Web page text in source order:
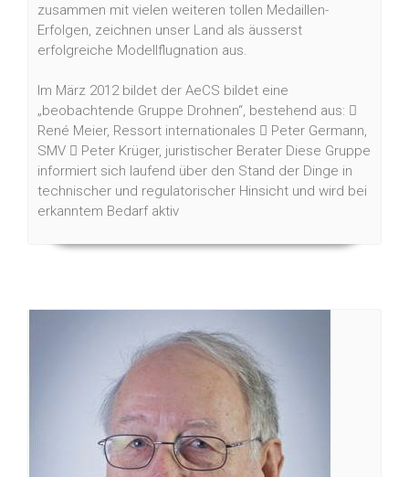
zusammen mit vielen weiteren tollen Medaillen-
Erfolgen, zeichnen unser Land als äusserst
erfolgreiche Modellflugnation aus.
Im März 2012 bildet der AeCS bildet eine
„beobachtende Gruppe Drohnen“, bestehend aus: 
René Meier, Ressort internationales  Peter Germann,
SMV  Peter Krüger, juristischer Berater Diese Gruppe
informiert sich laufend über den Stand der Dinge in
technischer und regulatorischer Hinsicht und wird bei
erkanntem Bedarf aktiv